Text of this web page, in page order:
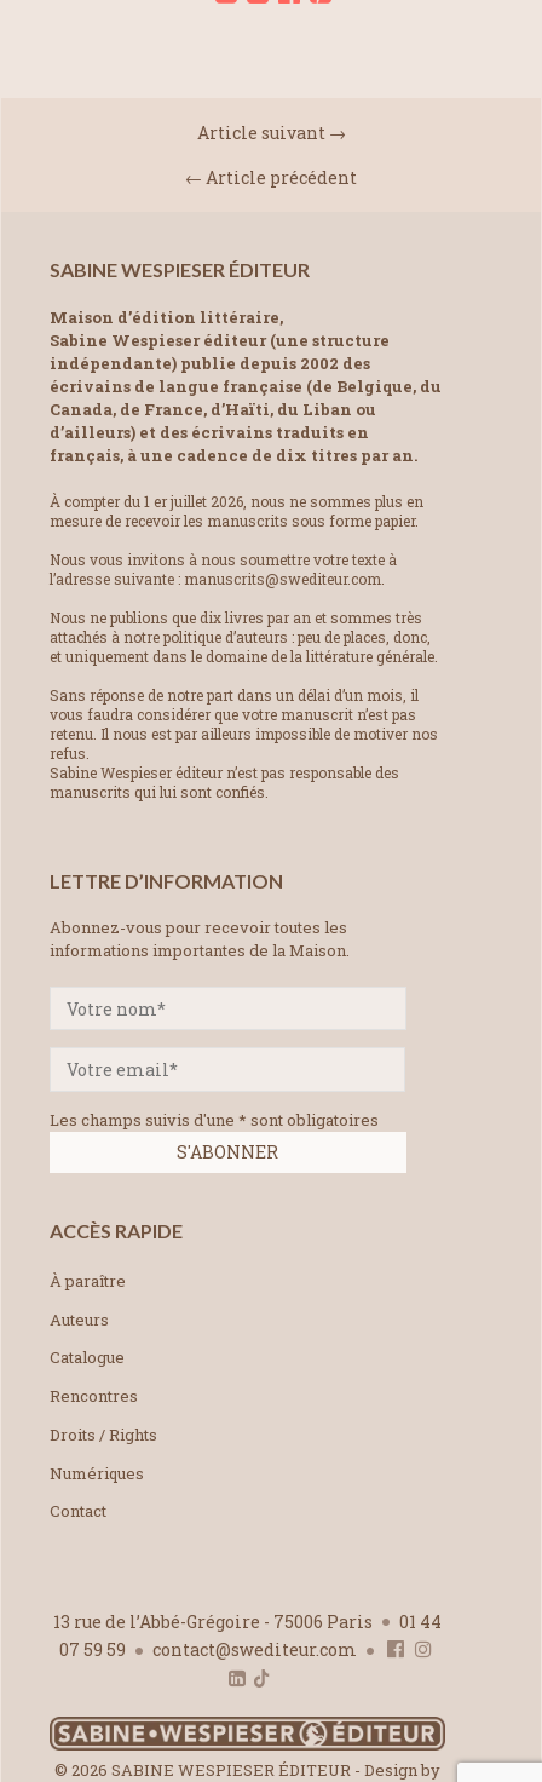
Article suivant →
← Article précédent
SABINE WESPIESER ÉDITEUR
Maison d’édition littéraire,
Sabine Wespieser éditeur (une structure
indépendante) publie depuis 2002 des
écrivains de langue française (de Belgique, du
Canada, de France, d’Haïti, du Liban ou
d’ailleurs) et des écrivains traduits en
français, à une cadence de dix titres par an.
À compter du 1 er juillet 2026, nous ne sommes plus en
mesure de recevoir les manuscrits sous forme papier.
Nous vous invitons à nous soumettre votre texte à
l’adresse suivante : manuscrits@swediteur.com.
Nous ne publions que dix livres par an et sommes très
attachés à notre politique d’auteurs : peu de places, donc,
et uniquement dans le domaine de la littérature générale.
Sans réponse de notre part dans un délai d’un mois, il
vous faudra considérer que votre manuscrit n’est pas
retenu. Il nous est par ailleurs impossible de motiver nos
refus.
Sabine Wespieser éditeur n’est pas responsable des
manuscrits qui lui sont confiés.
LETTRE D’INFORMATION
Abonnez-vous pour recevoir toutes les
informations importantes de la Maison.
Les champs suivis d'une * sont obligatoires
ACCÈS RAPIDE
À paraître
Auteurs
Catalogue
Rencontres
Droits / Rights
Numériques
Contact
13 rue de l’Abbé-Grégoire - 75006 Paris
01 44
07 59 59
contact@swediteur.com
© 2026 SABINE WESPIESER ÉDITEUR - Design by